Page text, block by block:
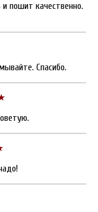
пошит качественно.
Спасибо.